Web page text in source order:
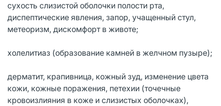
сухость слизистой оболочки полости рта,
диспептические явления, запор, учащенный стул,
метеоризм, дискомфорт в животе;
холелитиаз (образование камней в желчном пузыре);
дерматит, крапивница, кожный зуд, изменение цвета
кожи, кожные поражения, петехии (точечные
кровоизлияния в коже и слизистых оболочках),